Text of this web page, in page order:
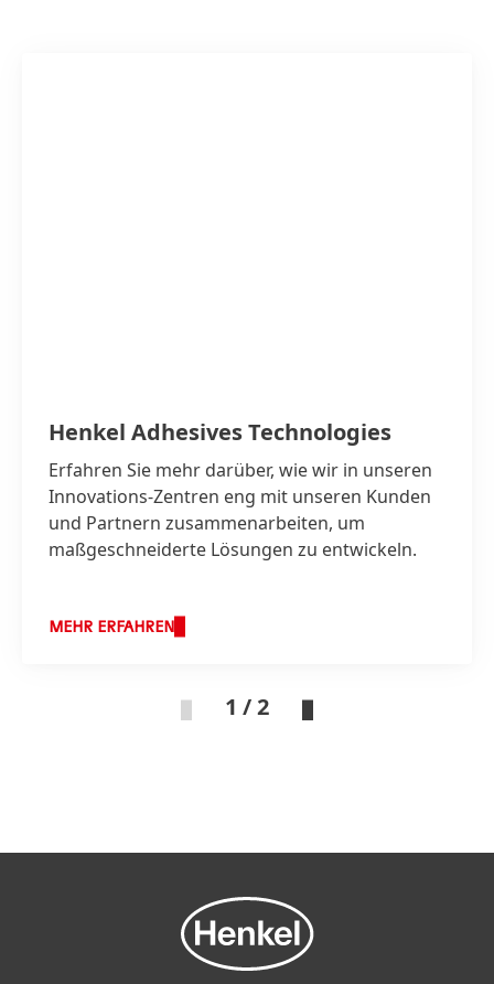
Henkel Adhesives Technologies
Erfahren Sie mehr darüber, wie wir in unseren
Innovations-Zentren eng mit unseren Kunden
und Partnern zusammenarbeiten, um
maßgeschneiderte Lösungen zu entwickeln.
MEHR ERFAHREN
1 / 2